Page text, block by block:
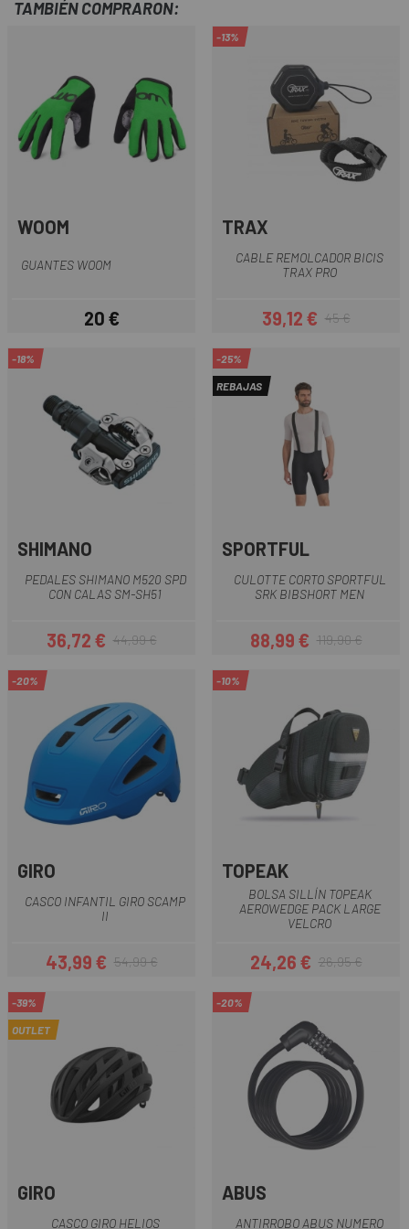
TAMBIÉN COMPRARON:
WOOM
GUANTES WOOM
Precio
20 €
-13%
TRAX
CABLE REMOLCADOR BICIS
TRAX PRO
Precio
39,12 €Precio regular
45 €
-18%
SHIMANO
PEDALES SHIMANO M520 SPD
CON CALAS SM-SH51
Precio
36,72 €Precio regular
44,99 €
-25%
REBAJAS
SPORTFUL
CULOTTE CORTO SPORTFUL
SRK BIBSHORT MEN
Precio
88,99 €Precio regular
119,90 €
-20%
GIRO
CASCO INFANTIL GIRO SCAMP
II
Precio
43,99 €Precio regular
54,99 €
-10%
TOPEAK
BOLSA SILLÍN TOPEAK
AEROWEDGE PACK LARGE
VELCRO
Precio
24,26 €Precio regular
26,95 €
-39%
OUTLET
GIRO
CASCO GIRO HELIOS
-20%
ABUS
ANTIRROBO ABUS NUMERO